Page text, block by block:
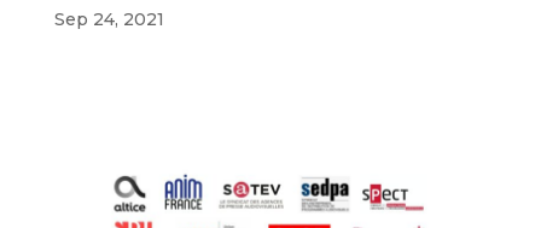
Sep 24, 2021